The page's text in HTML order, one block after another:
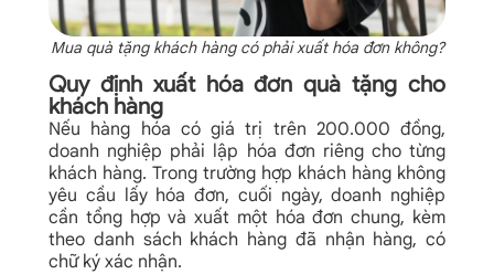
Mua quà tặng khách hàng có phải xuất hóa đơn không?
Quy định xuất hóa đơn quà tặng cho
khách hàng
Nếu hàng hóa có giá trị trên 200.000 đồng,
doanh nghiệp phải lập hóa đơn riêng cho từng
khách hàng. Trong trường hợp khách hàng không
yêu cầu lấy hóa đơn, cuối ngày, doanh nghiệp
cần tổng hợp và xuất một hóa đơn chung, kèm
theo danh sách khách hàng đã nhận hàng, có
chữ ký xác nhận.